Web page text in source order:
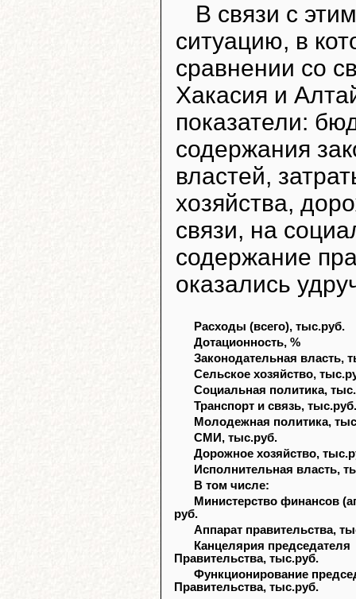
В связи с
ситуацию, в
сравнении со
Хакасия и
показатели:
содержания
властей,
хозяйства,
связи, на
содержание
оказались
Расходы (всего), тыс.руб.
Дотационность, %
Законодательная власть,
Сельское хозяйство,
Социальная политика,
Транспорт и связь, тыс.руб.
Молодежная политика,
СМИ, тыс.руб.
Дорожное хозяйство,
Исполнительная власть,
В том числе:
Министерство финансов
руб.
Аппарат правительства,
Канцелярия председателя
Правительства, тыс.руб.
Функционирование
Правительства, тыс.руб.